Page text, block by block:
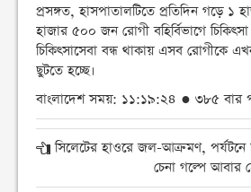
প্রসঙ্গত, হাসপাতালটিতে প্রতিদিন গড়ে ১
হাজার ৫০০ জন রোগী বহির্বিভাগে চিকিৎসা
চিকিৎসাসেবা বন্ধ থাকায় এসব রোগীকে
ছুটতে হচ্ছে।
বাংলাদেশ সময়: ১১:১৯:২৪ ● ৩৮৫ বার
সিলেটের হাওরে জল-আক্রমণ, পর্যটনে
চেনা গল্পে আবার